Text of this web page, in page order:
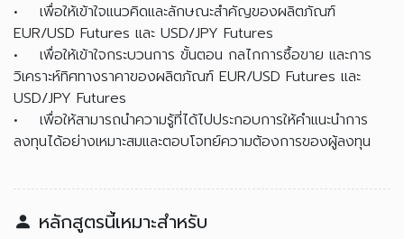
• เพื่อให้เข้าใจแนวคิดและลักษณะสำคัญของผลิตภัณฑ์
EUR/USD Futures และ USD/JPY Futures
• เพื่อให้เข้าใจกระบวนการ ขั้นตอน กลไกการซื้อขาย และการ
วิเคราะห์ทิศทางราคาของผลิตภัณฑ์ EUR/USD Futures และ
USD/JPY Futures
• เพื่อให้สามารถนำความรู้ที่ได้ไปประกอบการให้คำแนะนำการ
ลงทุนได้อย่างเหมาะสมและตอบโจทย์ความต้องการของผู้ลงทุน
หลักสูตรนี้เหมาะสำหรับ